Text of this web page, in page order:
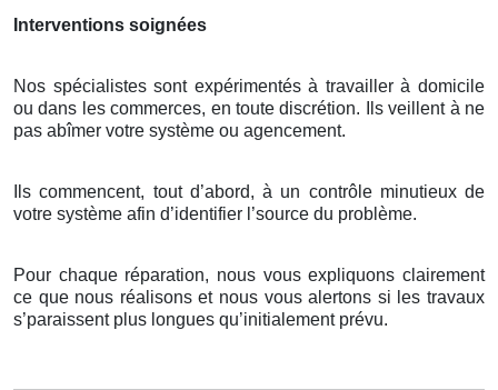
Interventions soignées
Nos spécialistes sont expérimentés à travailler à domicile
ou dans les commerces, en toute discrétion. Ils veillent à ne
pas abîmer votre système ou agencement.
Ils commencent, tout d’abord, à un contrôle minutieux de
votre système afin d’identifier l’source du problème.
Pour chaque réparation, nous vous expliquons clairement
ce que nous réalisons et nous vous alertons si les travaux
s’paraissent plus longues qu’initialement prévu.